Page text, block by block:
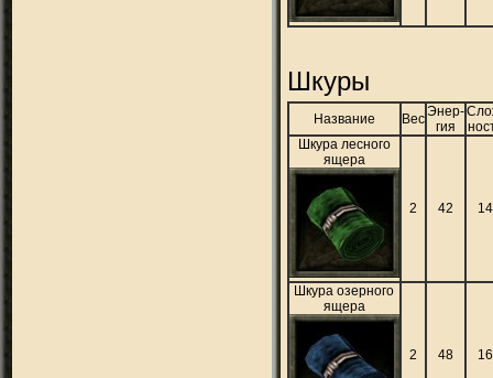
Шкуры
Название ВесЭнер-
гия
Шкура лесного
ящера
2 42 14
Шкура озерного
ящера
2 48 16